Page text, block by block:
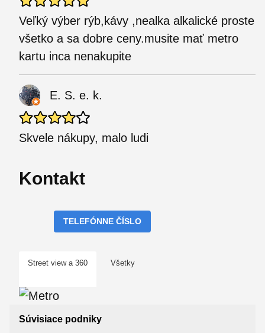
Veľký výber rýb,kávy ,nealka alkalické proste
všetko a sa dobre ceny.musite mať metro
kartu inca nenakupite
E. S. e. k.
Skvele nákupy, malo ludi
Kontakt
TELEFÓNNE ČÍSLO
Street view a 360 Všetky
Súvisiace podniky